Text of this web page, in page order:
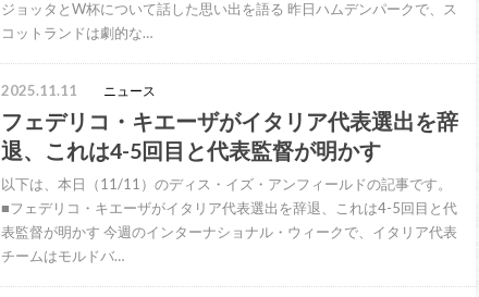
ジョッタとW杯について話した思い出を語る 昨日ハムデンパークで、ス
コットランドは劇的な…
2025.11.11 ニュース
フェデリコ・キエーザがイタリア代表選出を辞
退、これは4-5回目と代表監督が明かす
以下は、本日（11/11）のディス・イズ・アンフィールドの記事です。
■フェデリコ・キエーザがイタリア代表選出を辞退、これは4-5回目と代
表監督が明かす 今週のインターナショナル・ウィークで、イタリア代表
チームはモルドバ…